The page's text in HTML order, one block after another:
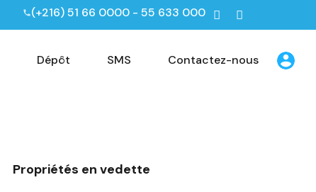
(+216) 51 66 0000 - 55 633 000
Dépôt SMS Contactez-nous
Propriétés en vedette